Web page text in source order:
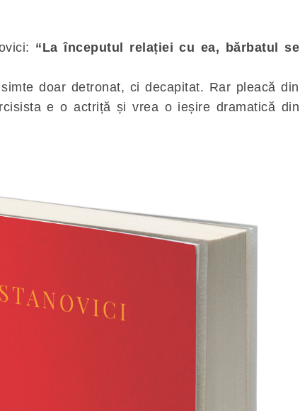
“La începutul relației cu ea, bărbatul se
doar detronat, ci decapitat. Rar pleacă din
e o actriță și vrea o ieșire dramatică din